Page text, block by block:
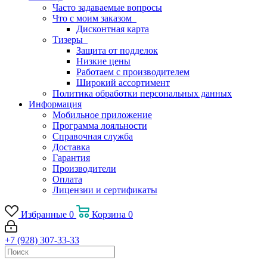
Часто задаваемые вопросы
Что с моим заказом
Дисконтная карта
Тизеры
Защита от подделок
Низкие цены
Работаем с производителем
Широкий ассортимент
Политика обработки персональных данных
Информация
Мобильное приложение
Программа лояльности
Справочная служба
Доставка
Гарантия
Производители
Оплата
Лицензии и сертификаты
Избранные 0 Корзина 0
+7 (928) 307-33-33